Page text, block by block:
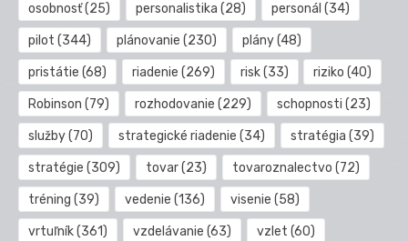
osobnosť(25) personalistika (28) personál (34)
pilot (344) plánovanie (230) plány(48)
pristátie (68) riadenie (269) risk(33) riziko (40)
Robinson (79) rozhodovanie (229) schopnosti (23)
služby(70) strategické riadenie (34) stratégia (39)
stratégie (309) tovar(23) tovaroznalectvo (72)
tréning (39) vedenie (136) visenie (58)
vrtuľník(361) vzdelávanie (63) vzlet (60)